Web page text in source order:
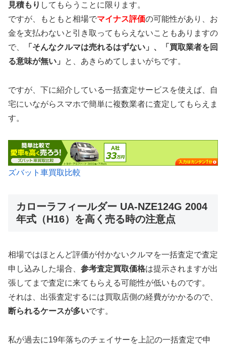
見積もり してもらうことに限ります。
ですが、もともと相場でマイナス評価の可能性があり、お
金を支払わないと引き取ってもらえないこともありますの
で、
「そんなクルマは売れるはずない」、「買取業者を回
る意味が無い」
と、あきらめてしまいがちです。
ですが、下に紹介している一括査定サービスを使えば、自
宅にいながらスマホで簡単に複数業者に査定してもらえま
す。
ズバット車買取比較
カローラフィールダー UA-NZE124G 2004
年式（H16）を高く売る時の注意点
相場ではほとんど評価が付かないクルマを一括査定で査定
申し込みした場合、 参考査定買取価格は提示されますが出
張してまで査定に来てもらえる可能性が低いものです。
それは、出張査定するには買取店側の経費がかかるので、
断られるケースが多いです。
私が過去に19年落ちのチェイサーを上記の一括査定で申